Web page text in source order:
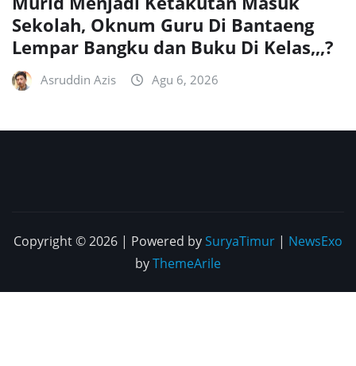
Sekolah, Oknum Guru Di Bantaeng
Lempar Bangku dan Buku Di Kelas,,,?
Asruddin Azis Agu 6, 2026
Copyright © 2026 | Powered bySuryaTimur | NewsExo
byThemeArile